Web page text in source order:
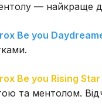
— найкраще
Be you
Be you Rising Star
та ментолом.